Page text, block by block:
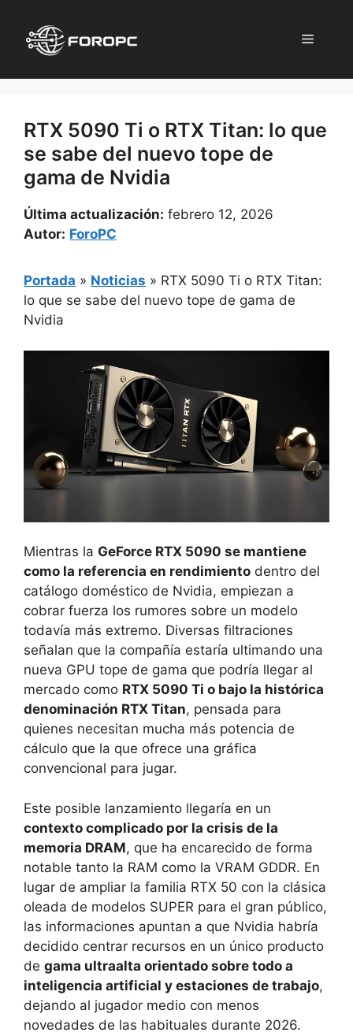
contenido
Menú
RTX 5090 Ti o RTX Titan: lo que
se sabe del nuevo tope de
gama de Nvidia
Última actualización: febrero 12, 2026
Autor: ForoPC
Portada » Noticias » RTX 5090 Ti o RTX Titan:
lo que se sabe del nuevo tope de gama de
Nvidia
Mientras la GeForce RTX 5090 se mantiene
como la referencia en rendimiento dentro del
catálogo doméstico de Nvidia, empiezan a
cobrar fuerza los rumores sobre un modelo
todavía más extremo. Diversas filtraciones
señalan que la compañía estaría ultimando una
nueva GPU tope de gama que podría llegar al
mercado como RTX 5090 Ti o bajo la histórica
denominación RTX Titan, pensada para
quienes necesitan mucha más potencia de
cálculo que la que ofrece una gráfica
convencional para jugar.
Este posible lanzamiento llegaría en un
contexto complicado por la crisis de la
memoria DRAM, que ha encarecido de forma
notable tanto la RAM como la VRAM GDDR. En
lugar de ampliar la familia RTX 50 con la clásica
oleada de modelos SUPER para el gran público,
las informaciones apuntan a que Nvidia habría
decidido centrar recursos en un único producto
de gama ultraalta orientado sobre todo a
inteligencia artificial y estaciones de trabajo,
dejando al jugador medio con menos
novedades de las habituales durante 2026.